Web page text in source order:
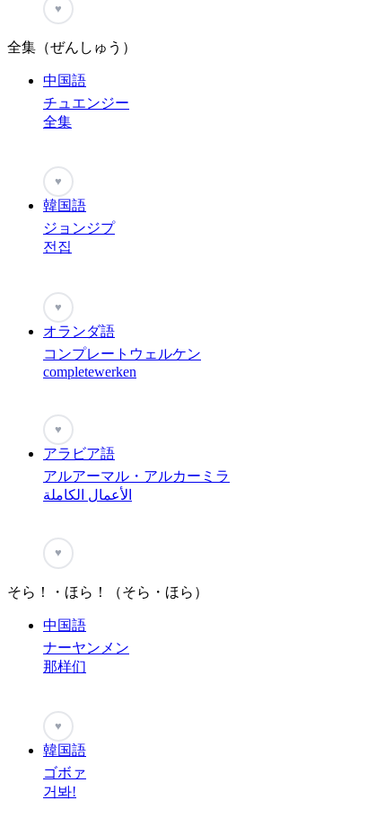
♥
全集（ぜんしゅう）
中国語
チュエンジー
全集
♥
韓国語
ジョンジプ
전집
♥
オランダ語
コンプレートウェルケン
completewerken
♥
アラビア語
アルアーマル・アルカーミラ
الأعمال الكاملة
♥
そら！・ほら！（そら・ほら）
中国語
ナーヤンメン
那样们
♥
韓国語
ゴボァ
거봐!